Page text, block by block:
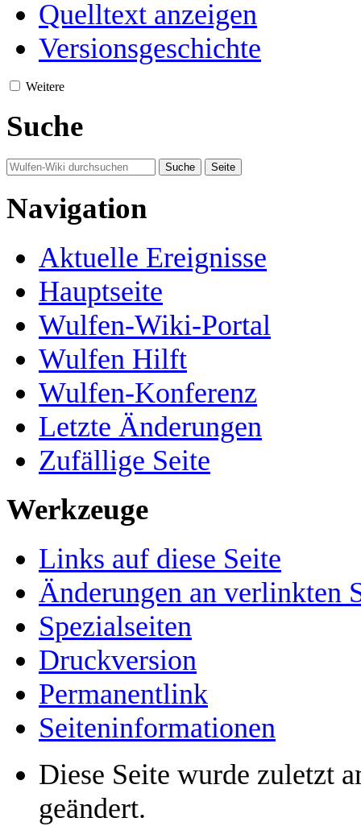
Quelltext anzeigen
Versionsgeschichte
Weitere
Suche
Navigation
Aktuelle Ereignisse
Hauptseite
Wulfen-Wiki-Portal
Wulfen Hilft
Wulfen-Konferenz
Letzte Änderungen
Zufällige Seite
Werkzeuge
Links auf diese Seite
Änderungen an verlinkten
Spezialseiten
Druckversion
Permanentlink
Seiten­­informationen
Diese Seite wurde zuletzt
geändert.